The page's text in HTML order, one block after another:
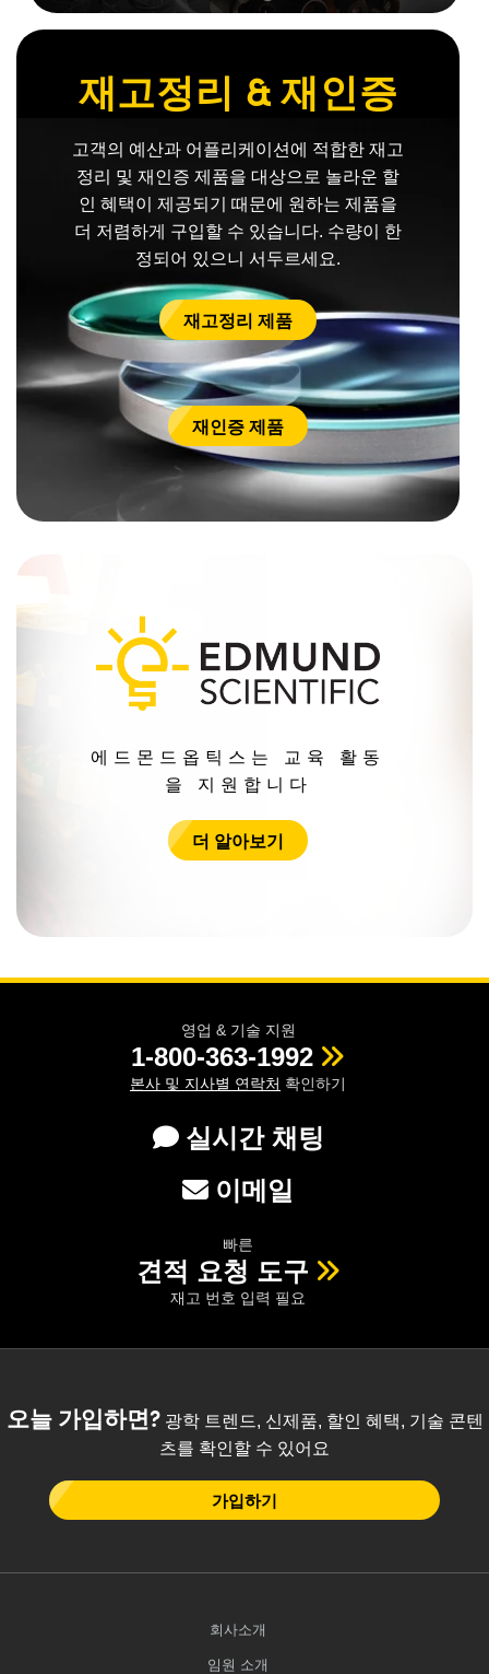
재고정리 & 재인증
고객의 예산과 어플리케이션에 적합한 재고
정리 및 재인증 제품을 대상으로 놀라운 할
인 혜택이 제공되기 때문에 원하는 제품을
더 저렴하게 구입할 수 있습니다. 수량이 한
정되어 있으니 서두르세요.
재고정리 제품
재인증 제품
에드몬드옵틱스는 교육 활동
을 지원합니다
더 알아보기
영업 & 기술 지원
1-800-363-1992
본사 및 지사별 연락처 확인하기
실시간 채팅
이메일
빠른
견적 요청 도구
재고 번호 입력 필요
오늘 가입하면?광학 트렌드, 신제품, 할인 혜택, 기술 콘텐
츠를 확인할 수 있어요
가입하기
회사소개
임원 소개